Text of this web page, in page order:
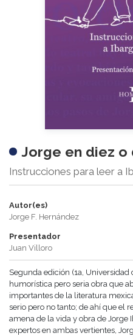
Jorge en diez o
Instrucciones para leer a
Autor(es)
Jorge F. Hernández
Presentador
Juan Villoro
Segunda edición (1a, Universidad
humorística pero seria obra que
importantes de la literatura
serio pero no tanto; de ahí que el
amena de la vida y obra de Jorge
expertos en ambas vertientes,